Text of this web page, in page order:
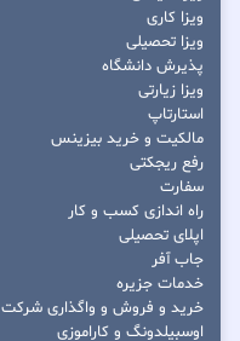
ویزا کاری
ویزا تحصیلی
پذیرش دانشگاه
ویزا زیارتی
استارتاپ
مالکیت و خرید بیزینس
رفع ریجکتی
سفارت
راه اندازی کسب و کار
اپلای تحصیلی
جاب آفر
خدمات جزیره
خرید و فروش و واگذاری شرکت
اوسبیلدونگ و کاراموزی